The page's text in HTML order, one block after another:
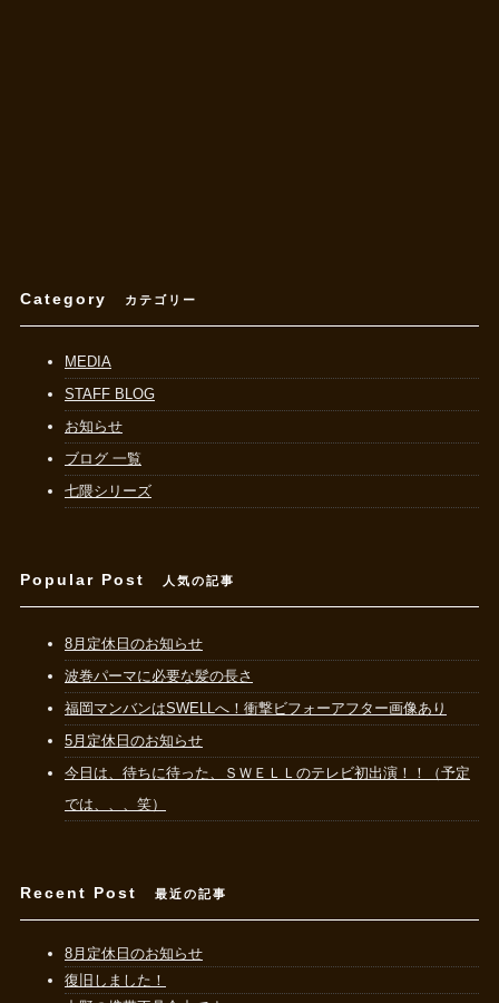
Category カテゴリー
MEDIA
STAFF BLOG
お知らせ
ブログ 一覧
七隈シリーズ
Popular Post 人気の記事
8月定休日のお知らせ
波巻パーマに必要な髪の長さ
福岡マンバンはSWELLへ！衝撃ビフォーアフター画像あり
5月定休日のお知らせ
今日は、待ちに待った、ＳＷＥＬＬのテレビ初出演！！（予定
では、、、笑）
Recent Post 最近の記事
8月定休日のお知らせ
復旧しました！